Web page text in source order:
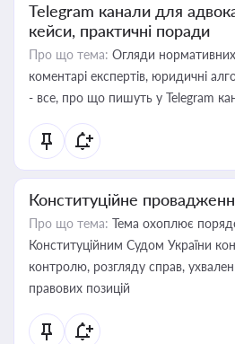
Telegram канали для
кейси, практичні поради
Про що тема: Огляди
коментарі експертів, юридичні
- все, про що пишуть у Telegram
Конституційне
Про що тема: Тема охоплює
Конституційним Судом України
контролю, розгляду справ,
правових позицій